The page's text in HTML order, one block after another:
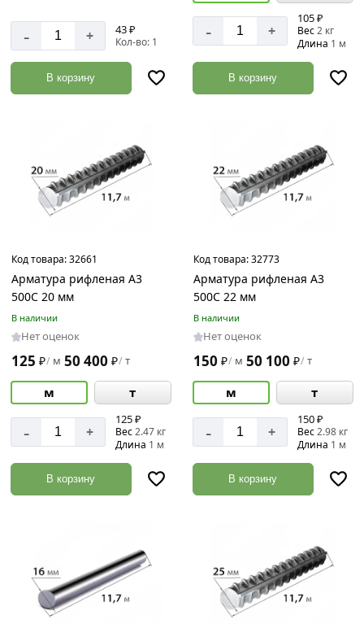
- + 43 ₽
Кол-во: 1
В корзину
- +
105 ₽
Вес2 кг
Длина 1 м
В корзину
Код товара:32661
Арматура рифленая А3
500С 20 мм
В наличии
Нет оценок
125 ₽/ м 50 400 ₽/ т
м т
- +
125 ₽
Вес2.47 кг
Длина 1 м
В корзину
Код товара:32773
Арматура рифленая А3
500С 22 мм
В наличии
Нет оценок
150 ₽/ м 50 100 ₽/ т
м т
- +
150 ₽
Вес2.98 кг
Длина 1 м
В корзину